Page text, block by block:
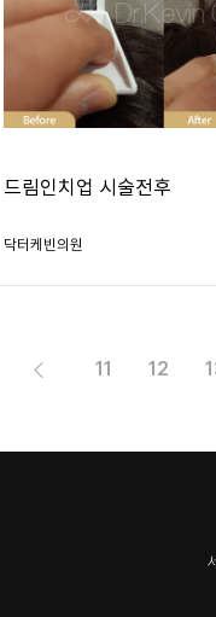
드림인치업 시술전후
닥터케빈의원
11 12